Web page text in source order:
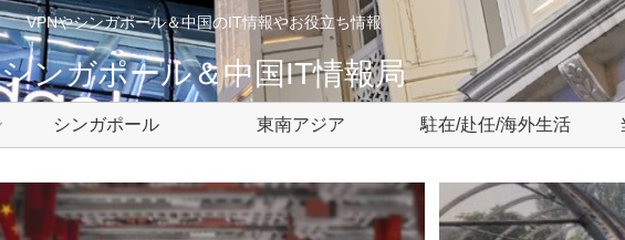
VPNやシンガポール＆中国のIT情報やお役立ち情報
シンガポール＆中国IT情報局
シンガポール 東南アジア 駐在/赴任/海外生活